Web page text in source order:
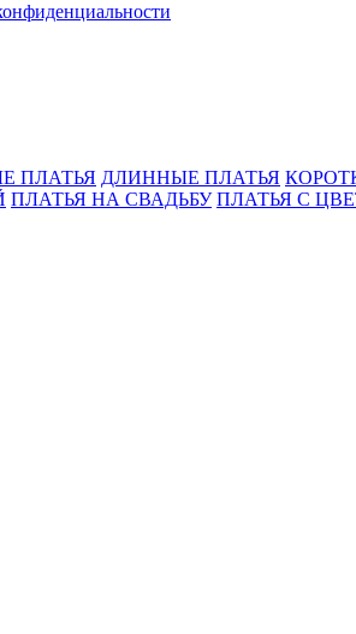
ПЛАТЬЯ ДЛИННЫЕ ПЛАТЬЯ
ПЛАТЬЯ НА СВАДЬБУ ПЛАТЬЯ С